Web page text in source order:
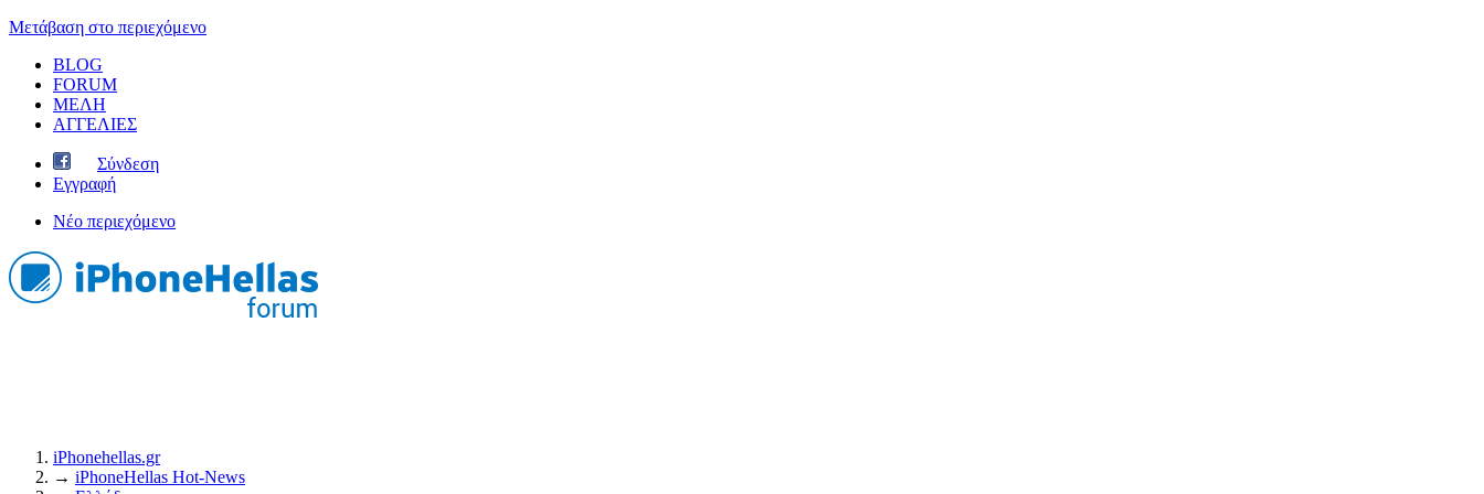
Μετάβαση στο περιεχόμενο
BLOG
FORUM
ΜΕΛΗ
ΑΓΓΕΛΙΕΣ
Σύνδεση
Εγγραφή
Νέο περιεχόμενο
iPhonehellas.gr
→ iPhoneHellas Ηot-News